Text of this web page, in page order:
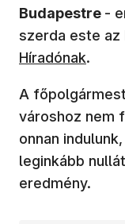
Budapestre -
szerda este az
Híradónak.
A
városhoz nem
onnan
leginkább
eredmény.